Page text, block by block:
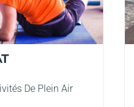
De Plein Air